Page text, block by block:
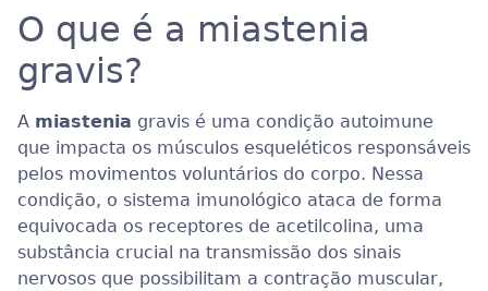
O que é a miastenia
gravis?
A miastenia gravis é uma condição autoimune
que impacta os músculos esqueléticos responsáveis
pelos movimentos voluntários do corpo. Nessa
condição, o sistema imunológico ataca de forma
equivocada os receptores de acetilcolina, uma
substância crucial na transmissão dos sinais
nervosos que possibilitam a contração muscular,